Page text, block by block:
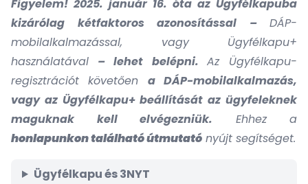
Figyelem! 2025. január 16. óta az Ügyfélkapuba
kizárólag kétfaktoros azonosítással – DÁP-
mobilalkalmazással, vagy Ügyfélkapu+
használatával – lehet belépni.Az Ügyfélkapu-
regisztrációt követően a DÁP-mobilalkalmazás,
vagy az Ügyfélkapu+ beállítását az ügyfeleknek
maguknak kell elvégezniük. Ehhez a
honlapunkon található útmutató nyújt segítséget.
Ügyfélkapu és 3NYT